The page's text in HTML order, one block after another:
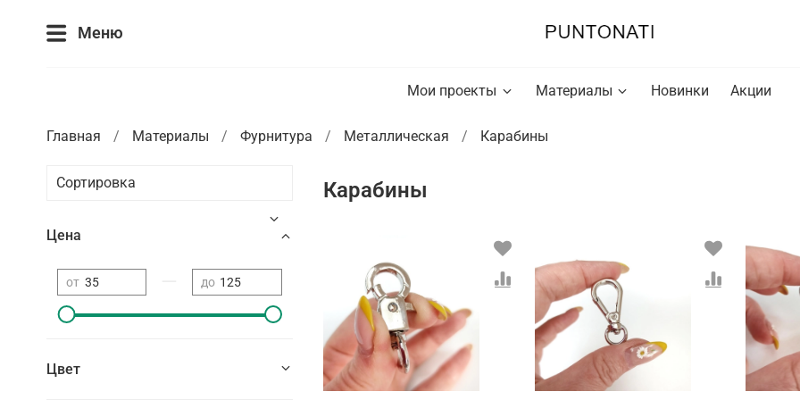
Меню
Мои проекты Материалы Новинки Акции
Главная Материалы Фурнитура Металлическая Карабины
Карабины
Цена
от до
Цвет